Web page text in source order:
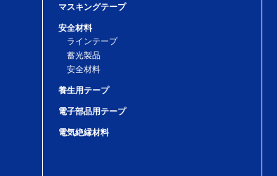
マスキングテープ
安全材料
ラインテープ
蓄光製品
安全材料
養生用テープ
電子部品用テープ
電気絶縁材料